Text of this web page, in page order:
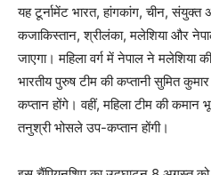
यह टूर्नामेंट भारत, हांगकांग, चीन, संयुक्त
कजाकिस्तान, श्रीलंका, मलेशिया और
जाएगा। महिला वर्ग में नेपाल ने मलेशिया
भारतीय पुरुष टीम की कप्तानी सुमित
कप्तान होंगे। वहीं, महिला टीम की कमान
तनुश्री भोसले उप-कप्तान होंगी।